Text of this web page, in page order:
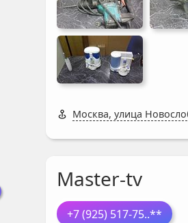
Москва, улица
Master-tv
+7 (925) 517-75..**